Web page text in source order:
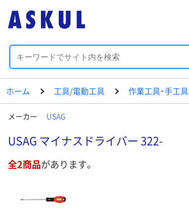
ホーム 工具/電動工具 作業工具・手工具
メーカー USAG
USAG マイナスドライバー 322-
全2商品があります。